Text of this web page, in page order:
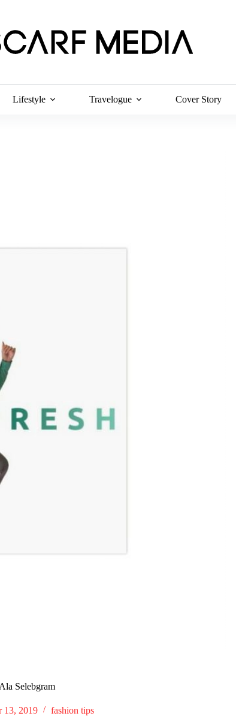
Lifestyle Travelogue Cover Story
Selebgram
13, 2019 fashion tips